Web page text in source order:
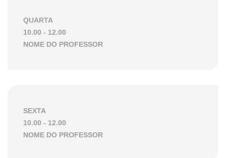
QUARTA
10.00 - 12.00
NOME DO PROFESSOR
SEXTA
10.00 - 12.00
NOME DO PROFESSOR